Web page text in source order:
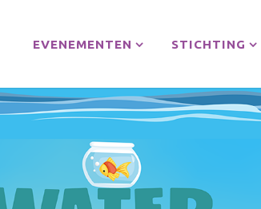
EVENEMENTEN STICHTING